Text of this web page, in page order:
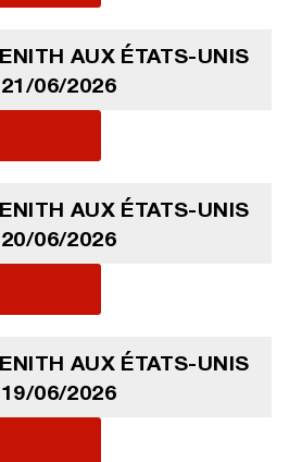
AUX ÉTATS-UNIS
21/06/2026
AUX ÉTATS-UNIS
20/06/2026
AUX ÉTATS-UNIS
19/06/2026